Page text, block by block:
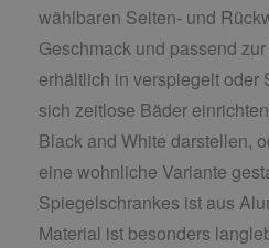
wählbaren Seiten- und
Geschmack und passend
erhältlich in verspiegelt oder
sich zeitlose Bäder
Black and White darstellen,
eine wohnliche Variante
Spiegelschrankes ist aus
Material ist besonders